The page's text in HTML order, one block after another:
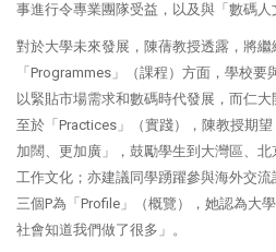
事進行令專業團隊受益，以及與「數碼人
對於大學未來發展，陳蒨教授透露，將繼
「Programmes」（課程）方面，學校要
以緊貼市場需求和數碼時代發展，而仁大
至於「Practices」（實踐），陳教授期
加闊、更加廣」，鼓勵學生到大灣區、
工作文化；亦建議同學踴躍參與海外交
三個P為「Profile」（概覽），她認為大
社會知道我們做了很多」。